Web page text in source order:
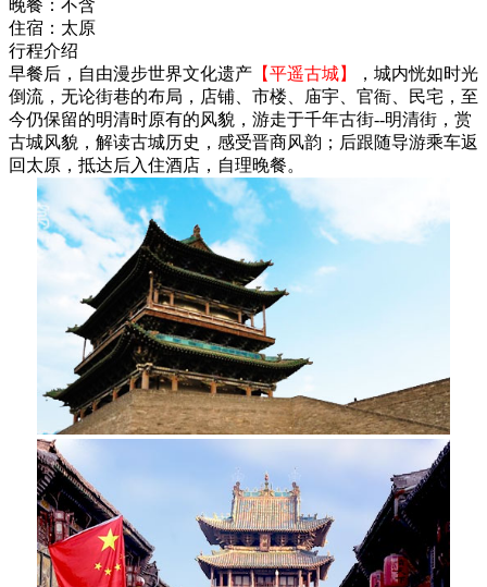
晚餐： 不含
住宿： 太原
行程介绍
早餐后，自由漫步世界文化遗产 【平遥古城】
，城内恍如时光
倒流，无论街巷的布局，店铺、市楼、庙宇、官衙、民宅，至
今仍保留的明清时原有的风貌，游走于千年古街--明清街，赏
古城风貌，解读古城历史，感受晋商风韵；后跟随导游乘车返
回太原，抵达后入住酒店，自理晚餐。